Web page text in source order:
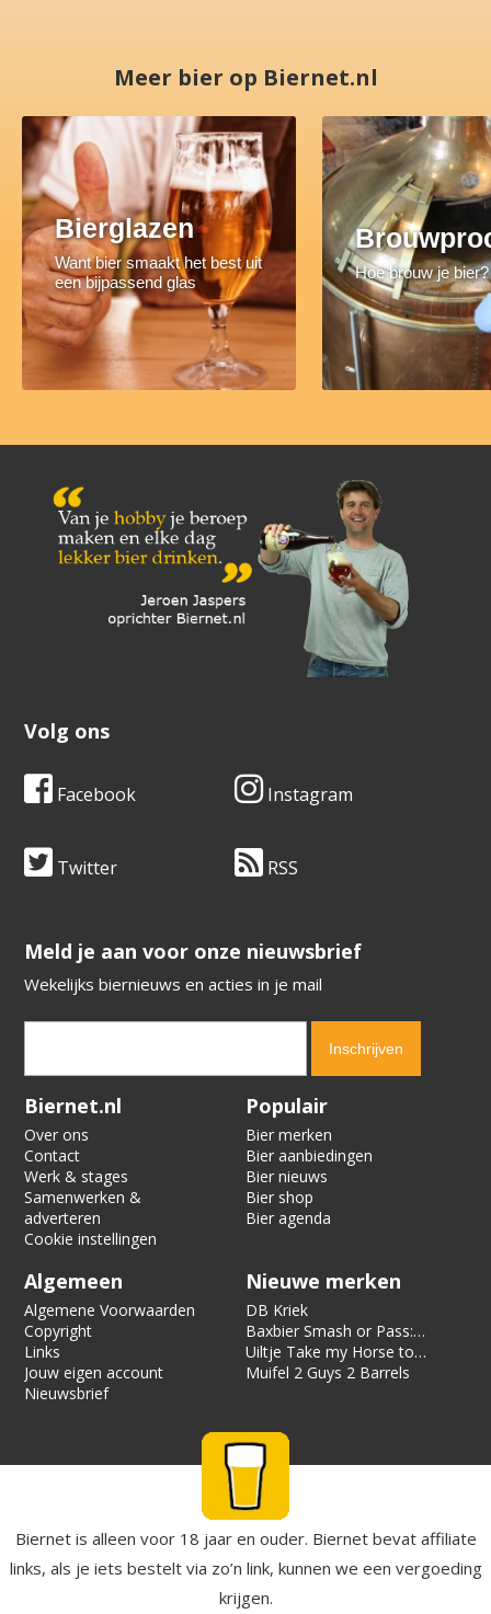
Meer bier op Biernet.nl
Bierglazen
Want bier smaakt het best uit
een bijpassend glas
Hoe brouw je bier?
Volg ons
Facebook Instagram
Twitter RSS
​​​​​​​Meld je aan voor onze nieuwsbrief
Wekelijks biernieuws en acties in je mail
Verification code:
Biernet.nl
Over ons
Contact
Werk & stages
Samenwerken &
adverteren
Cookie instellingen
Populair
Bier merken
Bier aanbiedingen
Bier nieuws
Bier shop
Bier agenda
Algemeen
Algemene Voorwaarden
Copyright
Links
Jouw eigen account
Nieuwsbrief
Nieuwe merken
DB Kriek
Baxbier Smash or Pass:
Strata
Uiltje Take my Horse to
the Hotel Room
Muifel 2 Guys 2 Barrels
Biernet is alleen voor 18 jaar en ouder. Biernet bevat affiliate
links, als je iets bestelt via zo’n link, kunnen we een vergoeding
krijgen.